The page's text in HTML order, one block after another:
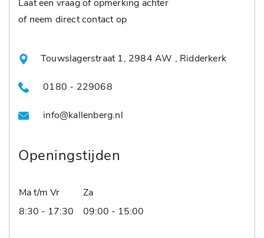
Laat een vraag of opmerking achter
of neem direct contact op
Touwslagerstraat 1, 2984 AW , Ridderkerk
0180 - 229068
info@kallenberg.nl
Openingstijden
Ma t/m Vr
8:30 - 17:30
Za
09:00 - 15:00